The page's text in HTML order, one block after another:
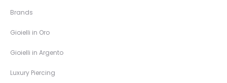
Brands
Gioielli in Oro
Gioielli in Argento
Luxury Piercing